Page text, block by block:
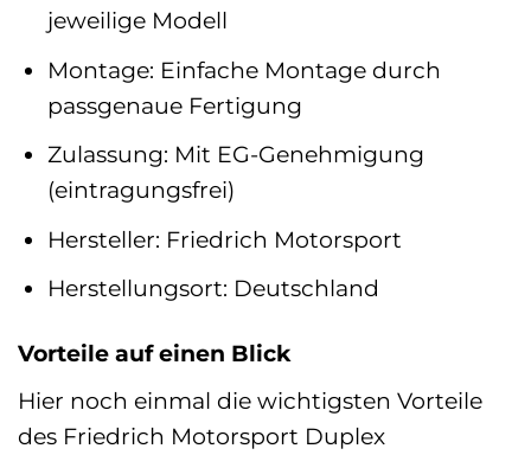
jeweilige Modell
Montage: Einfache Montage durch
passgenaue Fertigung
Zulassung: Mit EG-Genehmigung
(eintragungsfrei)
Hersteller: Friedrich Motorsport
Herstellungsort: Deutschland
Vorteile auf einen Blick
Hier noch einmal die wichtigsten Vorteile
des Friedrich Motorsport Duplex